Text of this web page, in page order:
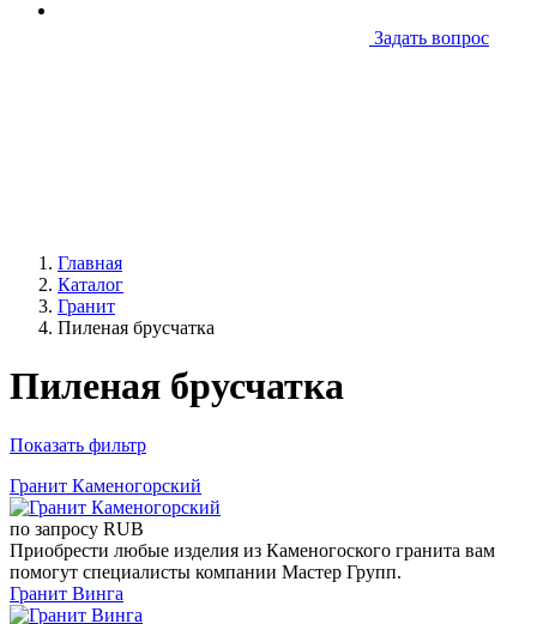
Задать вопрос
Главная
Каталог
Гранит
Пиленая брусчатка
Пиленая брусчатка
Показать фильтр
Гранит Каменогорский
по запросу RUB
Приобрести любые изделия из Каменогоского гранита вам
помогут специалисты компании Мастер Групп.
Гранит Винга